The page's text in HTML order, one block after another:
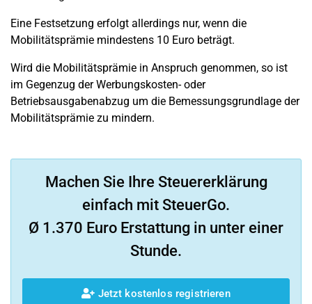
Eine Festsetzung erfolgt allerdings nur, wenn die
Mobilitätsprämie mindestens 10 Euro beträgt.
Wird die Mobilitätsprämie in Anspruch genommen, so ist
im Gegenzug der Werbungskosten- oder
Betriebsausgabenabzug um die Bemessungsgrundlage der
Mobilitätsprämie zu mindern.
Machen Sie Ihre Steuererklärung
einfach mit SteuerGo.
Ø 1.370 Euro Erstattung in unter einer
Stunde.
Jetzt kostenlos registrieren